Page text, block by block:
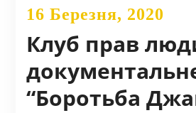
16 Березня, 2020
Клуб прав
“Боротьба